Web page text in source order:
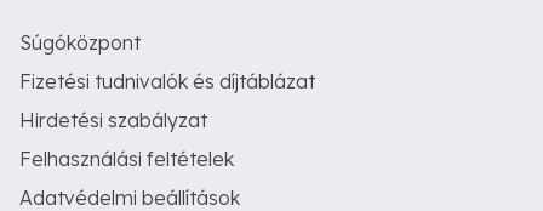
Súgóközpont
Fizetési tudnivalók és díjtáblázat
Hirdetési szabályzat
Felhasználási feltételek
Adatvédelmi beállítások